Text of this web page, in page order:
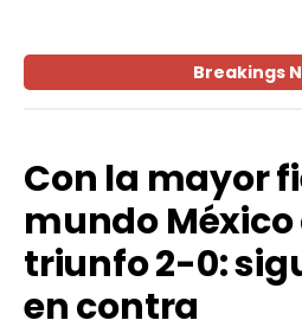
Breakings
Con la mayor
mundo
triunfo 2-0:
en contra